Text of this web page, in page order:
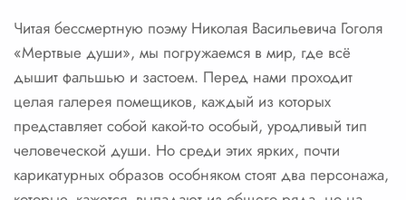
Читая бессмертную поэму Николая Васильевича Гоголя
«Мертвые души», мы погружаемся в мир, где всё
дышит фальшью и застоем. Перед нами проходит
целая галерея помещиков, каждый из которых
представляет собой какой-то особый, уродливый тип
человеческой души. Но среди этих ярких, почти
карикатурных образов особняком стоят два персонажа,